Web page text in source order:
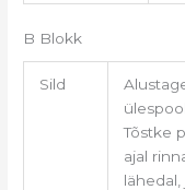
B Blokk
Sild
Tõstke
ajal